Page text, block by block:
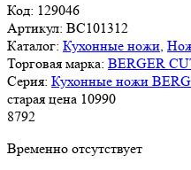
Код: 129046
Артикул: BC101312
Каталог: Кухонные ножи
Торговая марка: BERGER
Серия: Кухонные ножи
старая цена 10990
8792
Временно отсутствует